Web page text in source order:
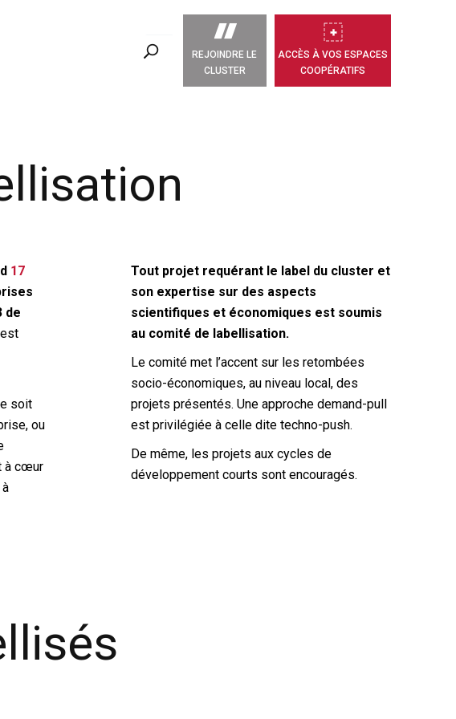
REJOINDRE LE
CLUSTER
ACCÈS À VOS ESPACES
COOPÉRATIFS
17
de
soit
ou
à cœur
Tout projet requérant le label du cluster et
son expertise sur des aspects
scientifiques et économiques est soumis
au comité de labellisation.
Le comité met l’accent sur les retombées
socio-économiques, au niveau local, des
projets présentés. Une approche demand-pull
est privilégiée à celle dite techno-push.
De même, les projets aux cycles de
développement courts sont encouragés.